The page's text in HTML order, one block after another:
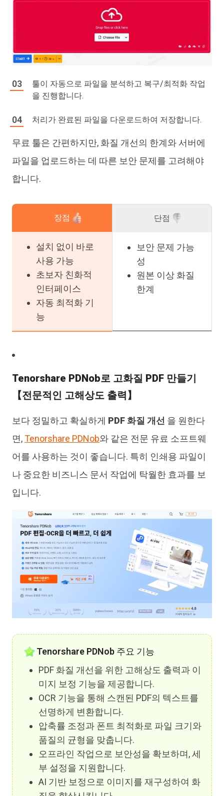
툴이 자동으로 파일을 분석하고 복구/최적화 작업
을 진행합니다.
처리가 완료된 파일을 다운로드하여 저장합니다.
무료 툴은 간편하지만, 화질 개선의 한계와 서버에
파일을 업로드하는 데 따른 보안 문제를 고려해야
합니다.
장점
설치 없이 바로
사용 가능
초보자 친화적
인터페이스
자동 최적화 기
능
단점
보안 문제 가능
성
원본 이상 화질
한계
Tenorshare PDNob로 고화질 PDF 만들기
【전문적인 고해상도 출력】
보다 정밀하고 확실하게 PDF 화질 개선 을 원한다
면,Tenorshare PDNob와 같은 전문 유료 소프트웨
어를 사용하는 것이 좋습니다. 특히 인쇄용 파일이
나 중요한 비즈니스 문서 작업에 탁월한 효과를 보
입니다.
Tenorshare PDNob 주요 기능
PDF 화질 개선을 위한 고해상도 출력과 이
미지 보정 기능을 제공합니다.
OCR 기능을 통해 스캔된 PDF의 텍스트를
선명하게 변환합니다.
압축률 조정과 폰트 최적화로 파일 크기와
품질의 균형을 맞춥니다.
오프라인 작업으로 보안성을 확보하며, 세
부 설정을 지원합니다.
AI 기반 보정으로 이미지를 재구성하여 화